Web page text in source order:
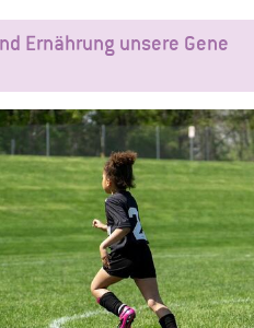
Ernährung unsere Gene